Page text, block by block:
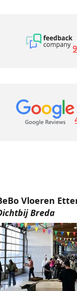
Vloeren
Breda